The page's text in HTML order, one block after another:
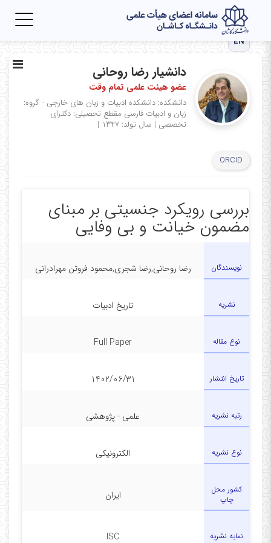
EN
دانشیار رضا روحانی
عضو هیئت علمی تمام وقت
دانشکده: دانشکده ادبیات و زبان های خارجی - گروه:
زبان و ادبیات فارسی مقطع تحصیلی: دکترای
تخصصی | سال تولد: ۱۳۴۷ |
ORCID
بررسی رویکرد جنسیتی بر مبنای
مضمون خیانت و بی وفایی
نویسندگان رضا روحانی,رضا شجری,محمود فروتن مهرادرانی
نشریه تاریخ ادبیات
نوع مقاله Full Paper
تاریخ انتشار 1402/06/31
رتبه نشریه علمی - پژوهشی
نوع نشریه الکترونیکی
کشور محل
چاپ
ایران
نمایه نشریه ISC